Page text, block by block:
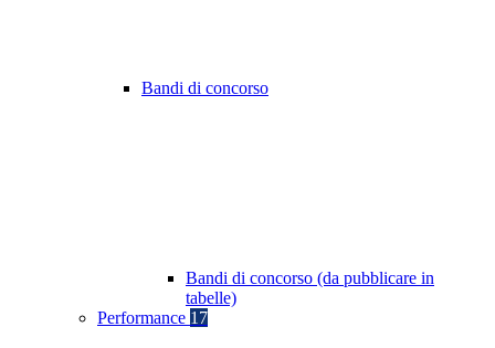
Bandi di concorso
Bandi di concorso (da pubblicare in
tabelle)
Performance 17